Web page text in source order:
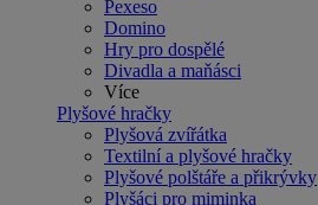
Pexeso
Domino
Hry pro dospělé
Divadla a maňásci
Více
Plyšové hračky
Plyšová zvířátka
Textilní a plyšové hračky
Plyšové polštáře a přikrývky
Plyšáci pro miminka